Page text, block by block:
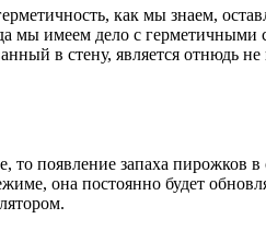
как мы знаем,
мы имеем дело с
в стену, является отнюдь
появление запаха пирожков
она постоянно будет